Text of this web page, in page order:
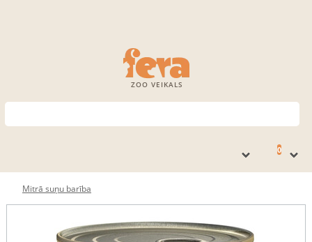
ZOO VEIKALS
0
Mitrā suņu barība